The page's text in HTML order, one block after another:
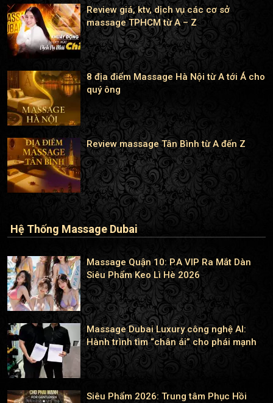
Review giá, ktv, dịch vụ các cơ sở
massage TPHCM từ A – Z
8 địa điểm Massage Hà Nội từ A tới Á cho
quý ông
Review massage Tân Bình từ A đến Z
Hệ Thống Massage Dubai
Massage Quận 10: P.A VIP Ra Mắt Dàn
Siêu Phẩm Keo Lì Hè 2026
Massage Dubai Luxury công nghệ AI:
Hành trình tìm “chân ái” cho phái mạnh
Siêu Phẩm 2026: Trung tâm Phục Hồi